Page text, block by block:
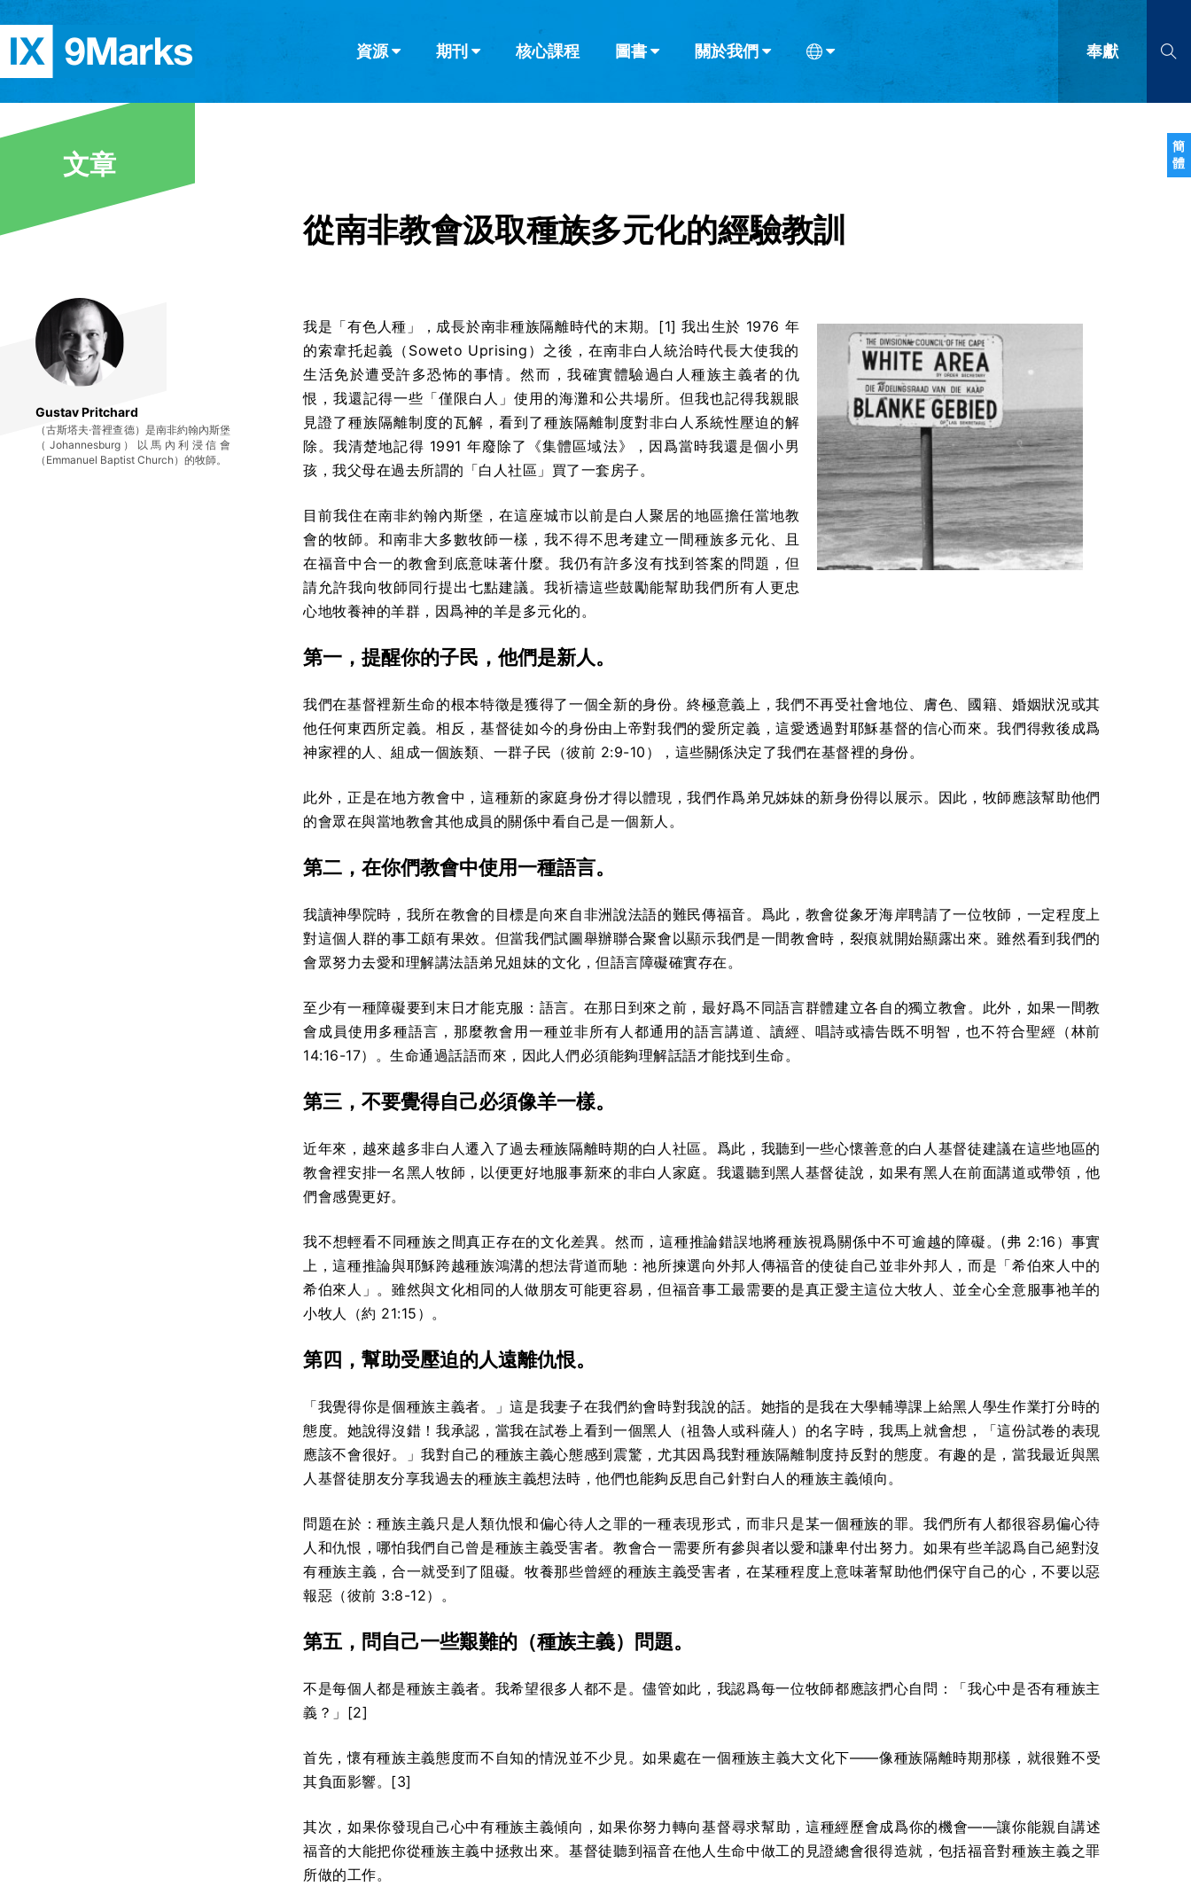
簡
體
資源 期刊 核心課程 圖書 關於我們 奉獻
查看全部
查看全部
简体中文
文章
Gustav Pritchard
（古斯塔夫·普裡查德）是南非約翰內斯堡
（Johannesburg）以馬內利浸信會
（Emmanuel Baptist Church）的牧師。
從南非教會汲取種族多元化的經驗教訓
我是「有色人種」，成長於南非種族隔離時代的末期。[1] 我出生於 1976 年
的索韋托起義（Soweto Uprising）之後，在南非白人統治時代長大使我的
生活免於遭受許多恐怖的事情。然而，我確實體驗過白人種族主義者的仇
恨，我還記得一些「僅限白人」使用的海灘和公共場所。但我也記得我親眼
見證了種族隔離制度的瓦解，看到了種族隔離制度對非白人系統性壓迫的解
除。我清楚地記得 1991 年廢除了《集體區域法》，因爲當時我還是個小男
孩，我父母在過去所謂的「白人社區」買了一套房子。
目前我住在南非約翰內斯堡，在這座城市以前是白人聚居的地區擔任當地教
會的牧師。和南非大多數牧師一樣，我不得不思考建立一間種族多元化、且
在福音中合一的教會到底意味著什麼。我仍有許多沒有找到答案的問題，但
請允許我向牧師同行提出七點建議。我祈禱這些鼓勵能幫助我們所有人更忠
心地牧養神的羊群，因爲神的羊是多元化的。
第一，提醒你的子民，他們是新人。
我們在基督裡新生命的根本特徵是獲得了一個全新的身份。終極意義上，我們不再受社會地位、膚色、國籍、婚姻狀況或其
他任何東西所定義。相反，基督徒如今的身份由上帝對我們的愛所定義，這愛透過對耶穌基督的信心而來。我們得救後成爲
神家裡的人、組成一個族類、一群子民（彼前 2:9-10），這些關係決定了我們在基督裡的身份。
此外，正是在地方教會中，這種新的家庭身份才得以體現，我們作爲弟兄姊妹的新身份得以展示。因此，牧師應該幫助他們
的會眾在與當地教會其他成員的關係中看自己是一個新人。
第二，在你們教會中使用一種語言。
我讀神學院時，我所在教會的目標是向來自非洲說法語的難民傳福音。爲此，教會從象牙海岸聘請了一位牧師，一定程度上
對這個人群的事工頗有果效。但當我們試圖舉辦聯合聚會以顯示我們是一間教會時，裂痕就開始顯露出來。雖然看到我們的
會眾努力去愛和理解講法語弟兄姐妹的文化，但語言障礙確實存在。
至少有一種障礙要到末日才能克服：語言。在那日到來之前，最好爲不同語言群體建立各自的獨立教會。此外，如果一間教
會成員使用多種語言，那麼教會用一種並非所有人都通用的語言講道、讀經、唱詩或禱告既不明智，也不符合聖經（林前
14:16-17）。生命通過話語而來，因此人們必須能夠理解話語才能找到生命。
第三，不要覺得自己必須像羊一樣。
近年來，越來越多非白人遷入了過去種族隔離時期的白人社區。爲此，我聽到一些心懷善意的白人基督徒建議在這些地區的
教會裡安排一名黑人牧師，以便更好地服事新來的非白人家庭。我還聽到黑人基督徒說，如果有黑人在前面講道或帶領，他
們會感覺更好。
我不想輕看不同種族之間真正存在的文化差異。然而，這種推論錯誤地將種族視爲關係中不可逾越的障礙。(弗 2:16）事實
上，這種推論與耶穌跨越種族鴻溝的想法背道而馳：祂所揀選向外邦人傳福音的使徒自己並非外邦人，而是「希伯來人中的
希伯來人」。雖然與文化相同的人做朋友可能更容易，但福音事工最需要的是真正愛主這位大牧人、並全心全意服事祂羊的
小牧人（約 21:15）。
第四，幫助受壓迫的人遠離仇恨。
「我覺得你是個種族主義者。」這是我妻子在我們約會時對我說的話。她指的是我在大學輔導課上給黑人學生作業打分時的
態度。她說得沒錯！我承認，當我在試卷上看到一個黑人（祖魯人或科薩人）的名字時，我馬上就會想，「這份試卷的表現
應該不會很好。」我對自己的種族主義心態感到震驚，尤其因爲我對種族隔離制度持反對的態度。有趣的是，當我最近與黑
人基督徒朋友分享我過去的種族主義想法時，他們也能夠反思自己針對白人的種族主義傾向。
問題在於：種族主義只是人類仇恨和偏心待人之罪的一種表現形式，而非只是某一個種族的罪。我們所有人都很容易偏心待
人和仇恨，哪怕我們自己曾是種族主義受害者。教會合一需要所有參與者以愛和謙卑付出努力。如果有些羊認爲自己絕對沒
有種族主義，合一就受到了阻礙。牧養那些曾經的種族主義受害者，在某種程度上意味著幫助他們保守自己的心，不要以惡
報惡（彼前 3:8-12）。
第五，問自己一些艱難的（種族主義）問題。
不是每個人都是種族主義者。我希望很多人都不是。儘管如此，我認爲每一位牧師都應該捫心自問：「我心中是否有種族主
義？」[2]
首先，懷有種族主義態度而不自知的情況並不少見。如果處在一個種族主義大文化下——像種族隔離時期那樣，就很難不受
其負面影響。[3]
其次，如果你發現自己心中有種族主義傾向，如果你努力轉向基督尋求幫助，這種經歷會成爲你的機會——讓你能親自講述
福音的大能把你從種族主義中拯救出來。基督徒聽到福音在他人生命中做工的見證總會很得造就，包括福音對種族主義之罪
所做的工作。